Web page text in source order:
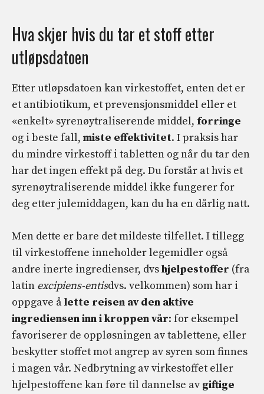
Hva skjer hvis du tar et stoff etter
utløpsdatoen
Etter utløpsdatoen kan virkestoffet, enten det er
et antibiotikum, et prevensjonsmiddel eller et
«enkelt» syrenøytraliserende middel, forringe
og i beste fall, miste effektivitet. I praksis har
du mindre virkestoff i tabletten og når du tar den
har det ingen effekt på deg. Du forstår at hvis et
syrenøytraliserende middel ikke fungerer for
deg etter julemiddagen, kan du ha en dårlig natt.
Men dette er bare det mildeste tilfellet. I tillegg
til virkestoffene inneholder legemidler også
andre inerte ingredienser, dvshjelpestoffer (fra
latin excipiens-entisdvs. velkommen) som har i
oppgave ålette reisen av den aktive
ingrediensen inn i kroppen vår: for eksempel
favoriserer de oppløsningen av tablettene, eller
beskytter stoffet mot angrep av syren som finnes
i magen vår. Nedbrytning av virkestoffet eller
hjelpestoffene kan føre til dannelse av giftige